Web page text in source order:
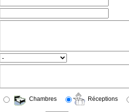
Chambres Réceptions